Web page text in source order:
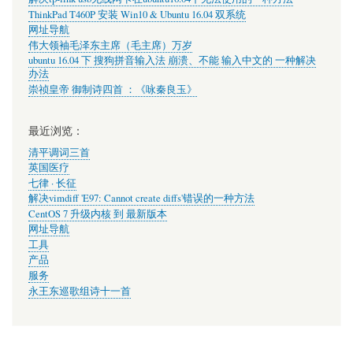
ThinkPad T460P 安装 Win10 & Ubuntu 16.04 双系统
网址导航
伟大领袖毛泽东主席（毛主席）万岁
ubuntu 16.04 下 搜狗拼音输入法 崩溃、不能 输入中文的 一种解决
办法
崇祯皇帝 御制诗四首 ：《咏秦良玉》
最近浏览：
清平调词三首
英国医疗
七律 · 长征
解决vimdiff 'E97: Cannot create diffs'错误的一种方法
CentOS 7 升级内核 到 最新版本
网址导航
工具
产品
服务
永王东巡歌组诗十一首